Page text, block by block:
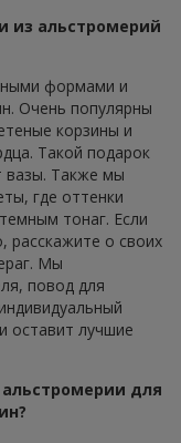
из альстромерий
формами и
Очень популярны
корзины и
Такой подарок
вазы. Также мы
где оттенки
тонаг. Если
расскажите о своих
Мы
повод для
оставит лучшие
для